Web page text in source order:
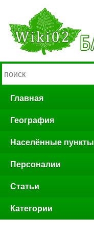
Главная
География
Населённые пункты
Персоналии
Статьи
Категории